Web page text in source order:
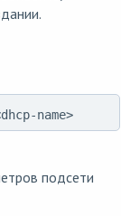
name>
подсети